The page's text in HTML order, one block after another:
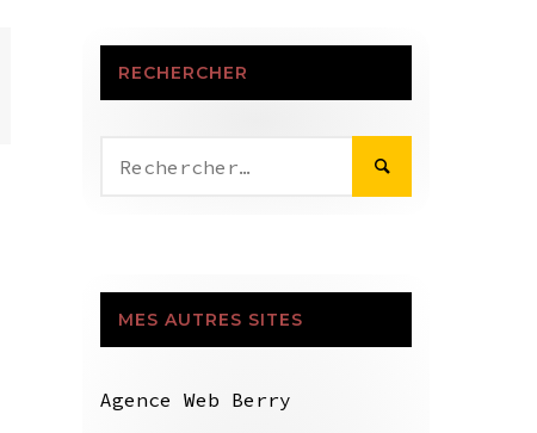
RECHERCHER
MES AUTRES SITES
Agence Web Berry